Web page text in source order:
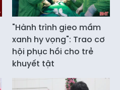
"Hành trình gieo mầm
xanh hy vọng": Trao cơ
hội phục hồi cho trẻ
khuyết tật